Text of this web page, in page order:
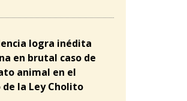
logra inédita
en brutal caso de
animal en el
de la Ley Cholito